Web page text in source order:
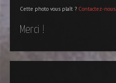
Cette photo vous plaît ? Contactez-nous
Merci !